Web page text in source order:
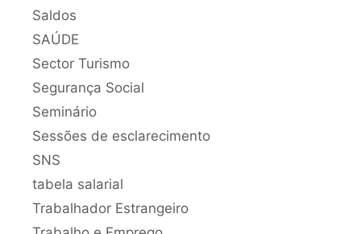
Saldos
SAÚDE
Sector Turismo
Segurança Social
Seminário
Sessões de esclarecimento
SNS
tabela salarial
Trabalhador Estrangeiro